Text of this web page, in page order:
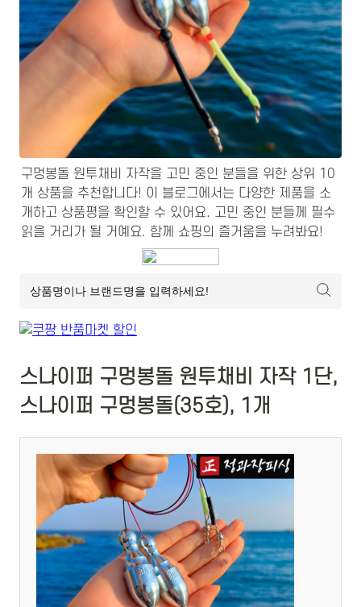
구멍봉돌 원투채비 자작을 고민 중인 분들을 위한 상위 10
개 상품을 추천합니다! 이 블로그에서는 다양한 제품을 소
개하고 상품평을 확인할 수 있어요. 고민 중인 분들께 필수
읽을 거리가 될 거예요. 함께 쇼핑의 즐거움을 누려봐요!
스나이퍼 구멍봉돌 원투채비 자작 1단,
스나이퍼 구멍봉돌(35호), 1개